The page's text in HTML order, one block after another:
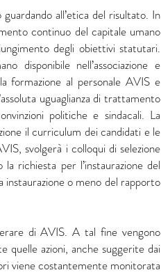
all’etica del risultato. In
continuo del capitale umano
degli obiettivi statutari.
disponibile nell’associazione e
formazione al personale AVIS e
uguaglianza di trattamento
politiche e sindacali. La
il curriculum dei candidati e le
svolgerà i colloqui di selezione
richiesta per l’instaurazione del
o meno del rapporto
di AVIS. A tal fine vengono
azioni, anche suggerite dai
viene costantemente monitorata